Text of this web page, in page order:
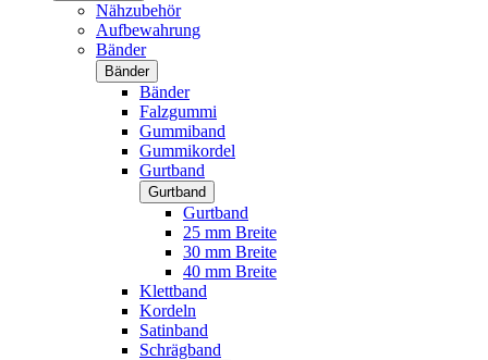
Nähzubehör
Aufbewahrung
Bänder
Bänder
Bänder
Falzgummi
Gummiband
Gummikordel
Gurtband
Gurtband
Gurtband
25 mm Breite
30 mm Breite
40 mm Breite
Klettband
Kordeln
Satinband
Schrägband